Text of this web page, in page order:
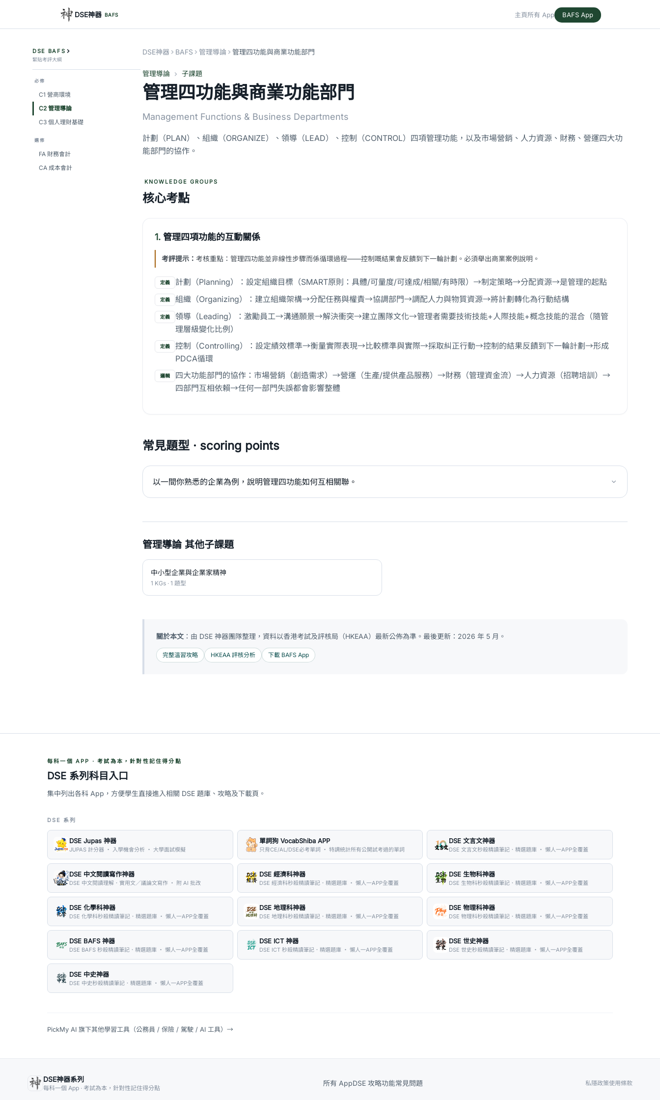
DSE神器 BAFS 主頁所有 App BAFS App
DSE BAFS
緊貼考評大綱
必修
C1 營商環境
C2 管理導論
C3 個人理財基礎
選修
FA 財務會計
CA 成本會計
DSE神器 BAFS 管理導論 管理四功能與商業功能部門
管理導論 子課題
管理四功能與商業功能部門
Management Functions & Business Departments
計劃（PLAN）、組織（ORGANIZE）、領導（LEAD）、控制（CONTROL）四項管理功能，以及市場營銷、人力資源、財務、營運四大功
能部門的協作。
KNOWLEDGE GROUPS
核心考點
1. 管理四項功能的互動關係
考評提示： 考核重點：管理四功能並非線性步驟而係循環過程——控制嘅結果會反饋到下一輪計劃。必須舉出商業案例說明。
定義 計劃（Planning）：設定組織目標（SMART原則：具體/可量度/可達成/相關/有時限）→制定策略→分配資源→是管理的起點
定義 組織（Organizing）：建立組織架構→分配任務與權責→協調部門→調配人力與物質資源→將計劃轉化為行動結構
定義
領導（Leading）：激勵員工→溝通願景→解決衝突→建立團隊文化→管理者需要技術技能+人際技能+概念技能的混合（隨管
理層級變化比例）
定義
控制（Controlling）：設定績效標準→衡量實際表現→比較標準與實際→採取糾正行動→控制的結果反饋到下一輪計劃→形成
PDCA循環
邏輯
四大功能部門的協作：市場營銷（創造需求）→營運（生產/提供產品服務）→財務（管理資金流）→人力資源（招聘培訓）→
四部門互相依賴→任何一部門失誤都會影響整體
常見題型 · scoring points
以一間你熟悉的企業為例，說明管理四功能如何互相關聯。
管理導論 其他子課題
中小型企業與企業家精神
1 KGs · 1 題型
關於本文 ：由 DSE 神器團隊整理，資料以香港考試及評核局（HKEAA）最新公佈為準。最後更新：2026 年 5 月。
完整溫習攻略 HKEAA 評核分析 下載 BAFS App
每科一個 APP · 考試為本，針對性記住得分點
DSE 系列科目入口
集中列出各科 App，方便學生直接進入相關 DSE 題庫、攻略及下載頁。
DSE 系列
DSE Jupas 神器
JUPAS 計分器 ・ 入學機會分析 ・ 大學面試模擬
單詞狗 VocabShiba APP
只背CE/AL/DSE必考單詞 ・ 特調統計所有公開試考過的單詞
DSE 文言文神器
DSE 文言文秒殺精讀筆記．精選題庫 ・ 懶人一APP全覆蓋
DSE 中文閱讀寫作神器
DSE 中文閱讀理解．實用文／議論文寫作 ・ 附 AI 批改
DSE 經濟科神器
DSE 經濟科秒殺精讀筆記．精選題庫 ・ 懶人一APP全覆蓋
DSE 生物科神器
DSE 生物科秒殺精讀筆記．精選題庫 ・ 懶人一APP全覆蓋
DSE 化學科神器
DSE 化學科秒殺精讀筆記．精選題庫 ・ 懶人一APP全覆蓋
DSE 地理科神器
DSE 地理科秒殺精讀筆記．精選題庫 ・ 懶人一APP全覆蓋
DSE 物理科神器
DSE 物理科秒殺精讀筆記．精選題庫 ・ 懶人一APP全覆蓋
DSE BAFS 神器
DSE BAFS 秒殺精讀筆記．精選題庫 ・ 懶人一APP全覆蓋
DSE ICT 神器
DSE ICT 秒殺精讀筆記．精選題庫 ・ 懶人一APP全覆蓋
DSE 世史神器
DSE 世史秒殺精讀筆記．精選題庫 ・ 懶人一APP全覆蓋
DSE 中史神器
DSE 中史秒殺精讀筆記．精選題庫 ・ 懶人一APP全覆蓋
PickMy AI 旗下其他學習工具（公務員 / 保險 / 駕駛 / AI 工具） →
DSE神器系列
每科一個 App · 考試為本，針對性記住得分點
所有 AppDSE 攻略功能常見問題 私隱政策使用條款